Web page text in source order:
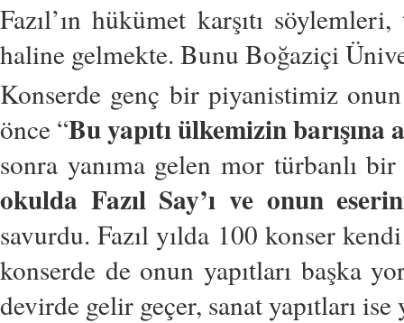
Fazıl’ın hükümet karşıtı
haline gelmekte. Bunu Boğaziçi
Konserde genç bir piyanistimiz
önce “Bu yapıtı ülkemizin barışına
sonra yanıma gelen mor türbanlı
okulda Fazıl Say’ı ve onun
savurdu. Fazıl yılda 100 konser
konserde de onun yapıtları başka
devirde gelir geçer, sanat yapıtları